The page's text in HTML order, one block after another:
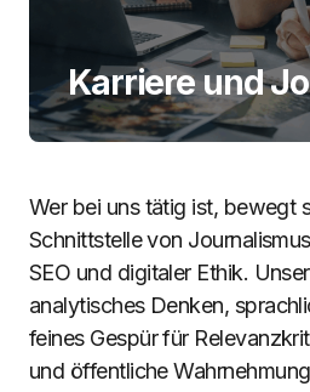
Karriere und
Wer bei uns tätig ist, bewegt
Schnittstelle von
SEO und digitaler Ethik.
analytisches Denken,
feines Gespür für
und öffentliche